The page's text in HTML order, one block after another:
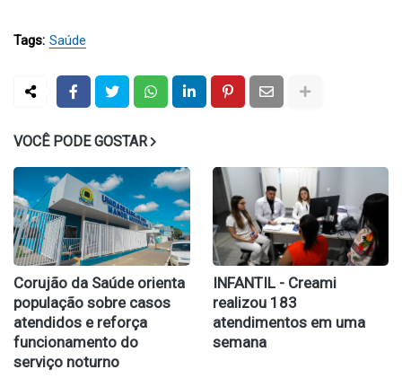
Tags: Saúde
VOCÊ PODE GOSTAR
Corujão da Saúde orienta
população sobre casos
atendidos e reforça
funcionamento do
serviço noturno
INFANTIL - Creami
realizou 183
atendimentos em uma
semana